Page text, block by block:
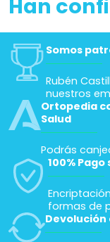
Han
Somos
Rubén
nuestros
Ortopedia
Salud
Podrás
100%
formas de
Devolución